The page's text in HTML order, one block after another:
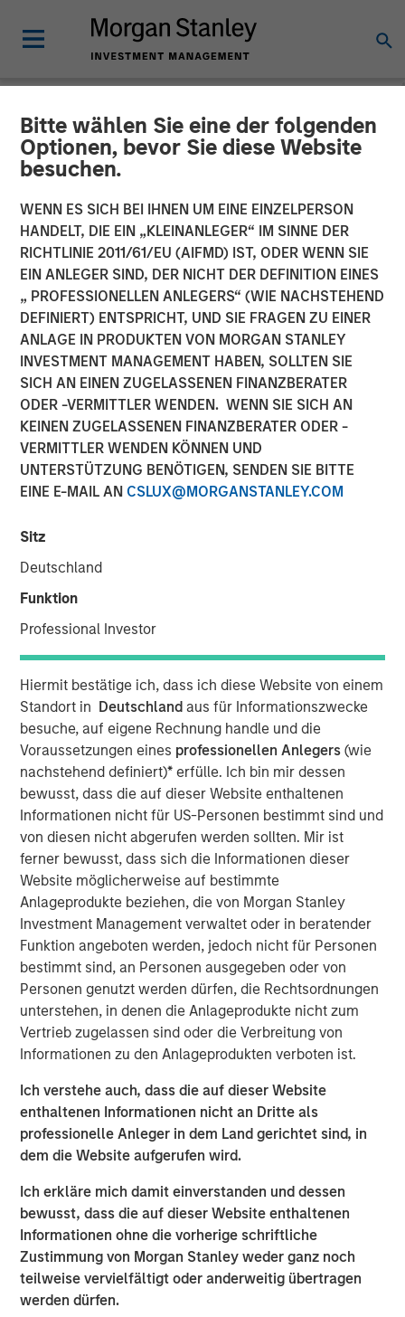
Bitte wählen Sie eine der folgenden
Optionen, bevor Sie diese Website
besuchen.
WENN ES SICH BEI IHNEN UM EINE EINZELPERSON
HANDELT, DIE EIN „KLEINANLEGER“ IM SINNE DER
RICHTLINIE 2011/61/EU (AIFMD) IST, ODER WENN SIE
EIN ANLEGER SIND, DER NICHT DER DEFINITION EINES
„ PROFESSIONELLEN ANLEGERS“ (WIE NACHSTEHEND
DEFINIERT) ENTSPRICHT, UND SIE FRAGEN ZU EINER
ANLAGE IN PRODUKTEN VON MORGAN STANLEY
INVESTMENT MANAGEMENT HABEN, SOLLTEN SIE
SICH AN EINEN ZUGELASSENEN FINANZBERATER
ODER -VERMITTLER WENDEN. WENN SIE SICH AN
KEINEN ZUGELASSENEN FINANZBERATER ODER -
VERMITTLER WENDEN KÖNNEN UND
UNTERSTÜTZUNG BENÖTIGEN, SENDEN SIE BITTE
EINE E-MAIL AN CSLUX@MORGANSTANLEY.COM
Sitz
Deutschland
Funktion
Professional Investor
Hiermit bestätige ich, dass ich diese Website von einem
Standort in Deutschland aus für Informationszwecke
besuche, auf eigene Rechnung handle und die
Voraussetzungen eines professionellen Anlegers(wie
nachstehend definiert)* erfülle. Ich bin mir dessen
bewusst, dass die auf dieser Website enthaltenen
Informationen nicht für US-Personen bestimmt sind und
von diesen nicht abgerufen werden sollten. Mir ist
ferner bewusst, dass sich die Informationen dieser
Website möglicherweise auf bestimmte
Anlageprodukte beziehen, die von Morgan Stanley
Investment Management verwaltet oder in beratender
Funktion angeboten werden, jedoch nicht für Personen
bestimmt sind, an Personen ausgegeben oder von
Personen genutzt werden dürfen, die Rechtsordnungen
unterstehen, in denen die Anlageprodukte nicht zum
Vertrieb zugelassen sind oder die Verbreitung von
Informationen zu den Anlageprodukten verboten ist.
Ich verstehe auch, dass die auf dieser Website
enthaltenen Informationen nicht an Dritte als
professionelle Anleger in dem Land gerichtet sind, in
dem die Website aufgerufen wird.
Ich erkläre mich damit einverstanden und dessen
bewusst, dass die auf dieser Website enthaltenen
Informationen ohne die vorherige schriftliche
Zustimmung von Morgan Stanley weder ganz noch
teilweise vervielfältigt oder anderweitig übertragen
werden dürfen.
NEWSROOM
Fisher Container Completes
Acquisition of Packaging
Products Corporation in
Partnership with MSCP
04 JUNI 2017
NEW YORK— Jun 4, 2017
Fisher Container Holdings, LLC (“Fisher”) announced
Products Corporation, LLC (“PPC”). Fisher is a portfolio
company majority owned by investment funds managed
Equity team within Morgan Stanley Investment
Management. PPC represents the first add-on acquisition
Fisher, headquartered in Buffalo Grove, IL, is a leading
manufacturer of innovative and technical flexible
packaging products, primarily for the cleanroom and
healthcare, food and industrial end markets. The
Company prints and converts flexible films, bags and
plastic pouches.
PPC, headquartered in Mission, KS, is a leader in
flexographic printing and converting of flexible films,
bags and pouches primarily used for food packaging.
PPC operates two manufacturing facilities, one in
Mission, KS, and one in Rome, GA. Founded in 1968, PPC
strives to provide the highest quality products with best-
in-class lead times.
Kevin Keneally, Chief Executive Officer of Fisher, said, “I
am very excited to bring together Fisher and PPC, two
highly complementary businesses with rich legacies. We
expect the combination of these companies will enable
us to enhance the value and service we provide to our
customers.” Kevin Keneally will serve as the CEO over the
combined company.
“We are very excited to bring together two strong
organizations, each with a long history of providing high
quality products. PPC enhances Fisher’s position in the
food market with its unique set of capabilities that has
translated into a favorable position with blue chip and
innovative food manufacturers. We would also like to
thank Bill Mackin and the entire PPC team for their